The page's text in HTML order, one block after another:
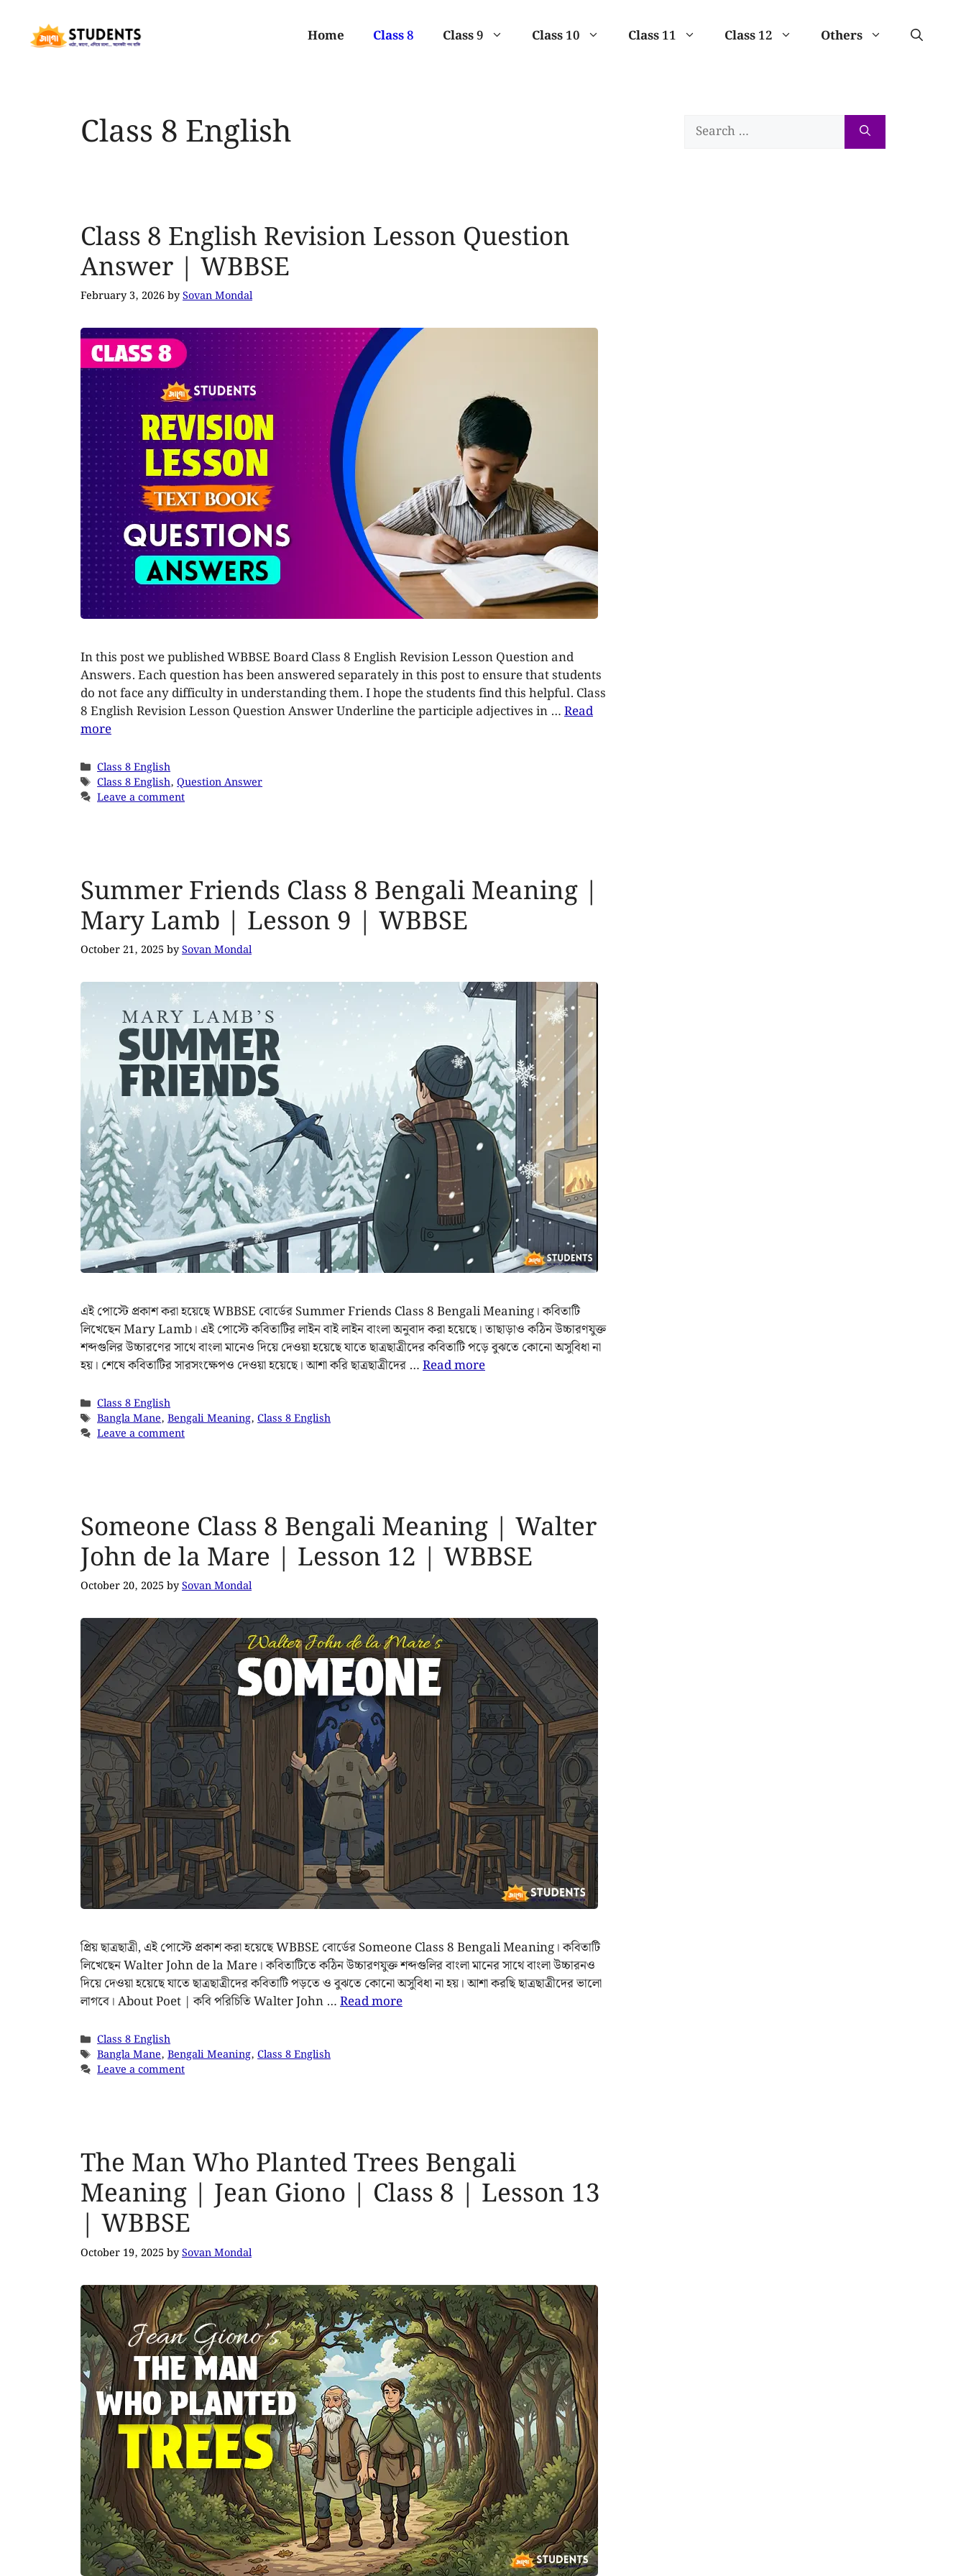
Home Class 8 Class 9 Class 10 Class 11 Class 12 Others
Class 8 English
Class 8 English Revision Lesson Question
Answer | WBBSE
February 3, 2026bySovan Mondal
In this post we published WBBSE Board Class 8 English Revision Lesson Question and
Answers. Each question has been answered separately in this post to ensure that students
do not face any difficulty in understanding them. I hope the students find this helpful. Class
8 English Revision Lesson Question Answer Underline the participle adjectives in …Read
more
Class 8 English
Class 8 English,Question Answer
Leave a comment
Summer Friends Class 8 Bengali Meaning |
Mary Lamb | Lesson 9 | WBBSE
October 21, 2025 bySovan Mondal
এই পোস্টে প্রকাশ করা হয়েছে WBBSE বোর্ডের Summer Friends Class 8 Bengali Meaning। কবিতাটি
লিখেছেন Mary Lamb। এই পোস্টে কবিতাটির লাইন বাই লাইন বাংলা অনুবাদ করা হয়েছে। তাছাড়াও কঠিন উচ্চারণযুক্ত
শব্দগুলির উচ্চারণের সাথে বাংলা মানেও দিয়ে দেওয়া হয়েছে যাতে ছাত্রছাত্রীদের কবিতাটি পড়ে বুঝতে কোনো অসুবিধা না
হয়। শেষে কবিতাটির সারসংক্ষেপও দেওয়া হয়েছে। আশা করি ছাত্রছাত্রীদের …Read more
Class 8 English
Bangla Mane,Bengali Meaning,Class 8 English
Leave a comment
Someone Class 8 Bengali Meaning | Walter
John de la Mare | Lesson 12 | WBBSE
October 20, 2025 bySovan Mondal
প্রিয় ছাত্রছাত্রী, এই পোস্টে প্রকাশ করা হয়েছে WBBSE বোর্ডের Someone Class 8 Bengali Meaning। কবিতাটি
লিখেছেন Walter John de la Mare। কবিতাটিতে কঠিন উচ্চারণযুক্ত শব্দগুলির বাংলা মানের সাথে বাংলা উচ্চারনও
দিয়ে দেওয়া হয়েছে যাতে ছাত্রছাত্রীদের কবিতাটি পড়তে ও বুঝতে কোনো অসুবিধা না হয়। আশা করছি ছাত্রছাত্রীদের ভালো
লাগবে। About Poet | কবি পরিচিতি Walter John …Read more
Class 8 English
Bangla Mane,Bengali Meaning,Class 8 English
Leave a comment
The Man Who Planted Trees Bengali
Meaning | Jean Giono | Class 8 | Lesson 13
| WBBSE
October 19, 2025 bySovan Mondal